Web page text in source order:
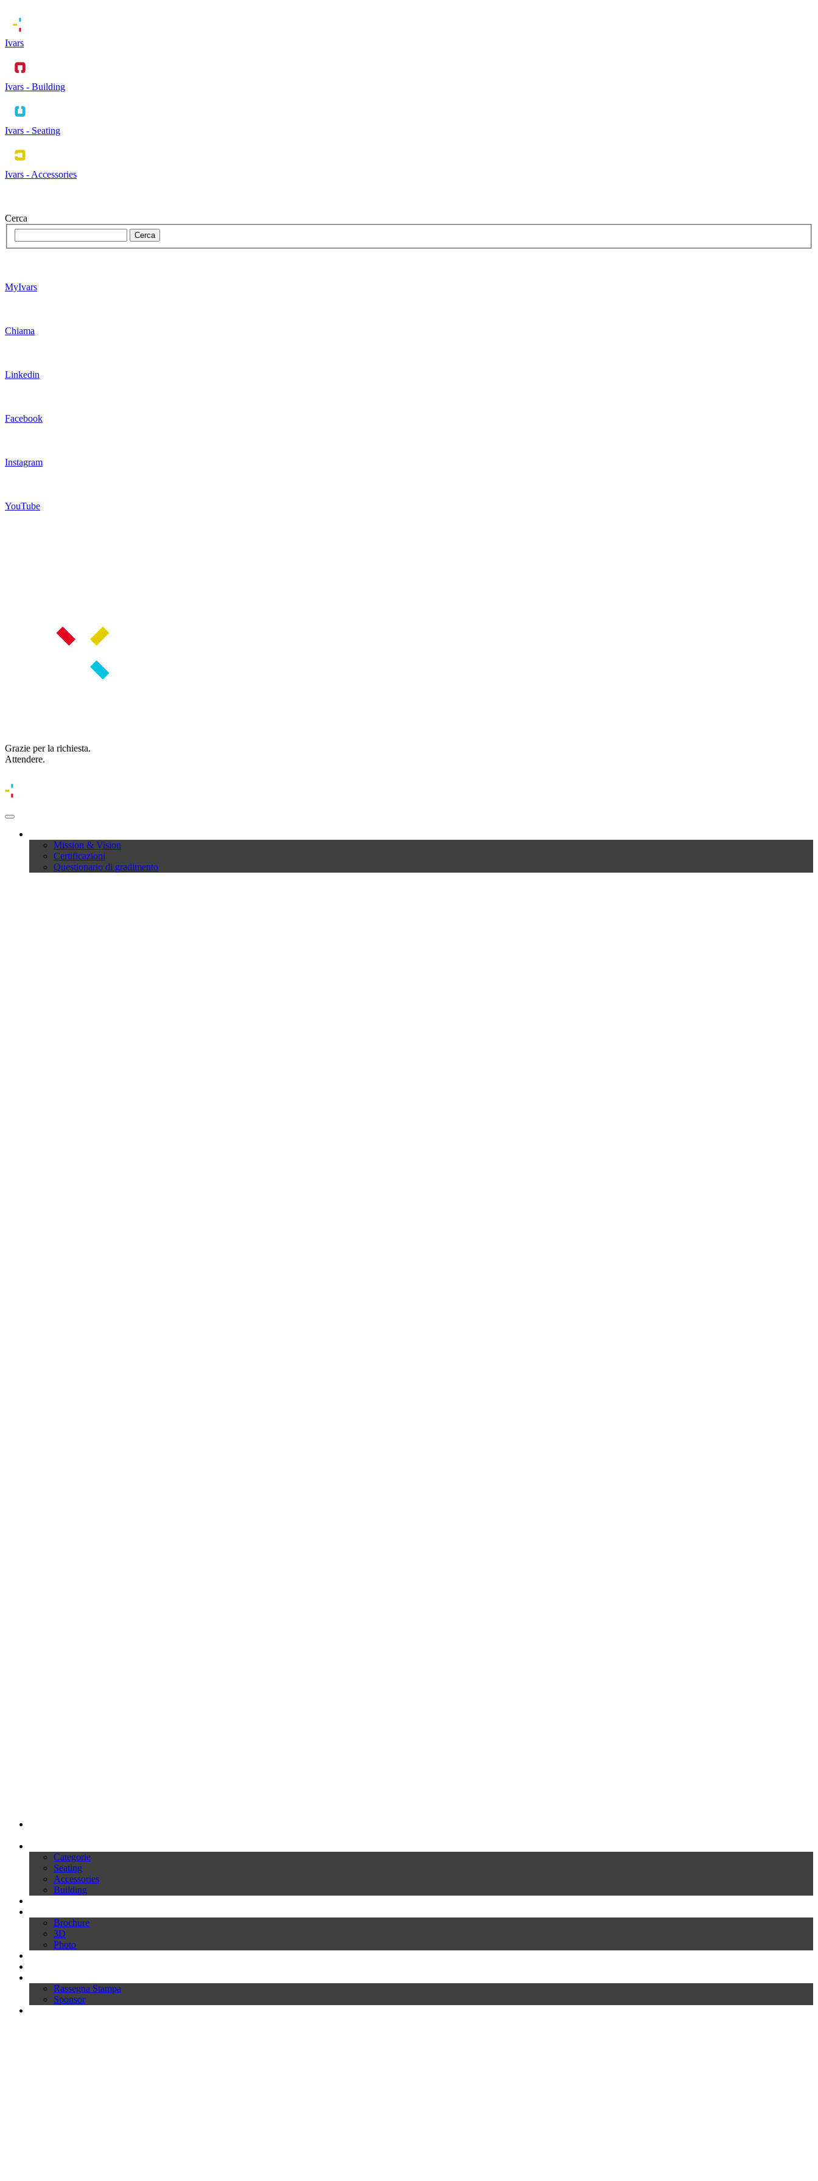
Ivars
Ivars - Building
Ivars - Seating
Ivars - Accessories
Cerca
MyIvars
Chiama
Linkedin
Facebook
Instagram
YouTube
Grazie per la richiesta.
Attendere.
Mission & Vision
Certificazioni
Questionario di gradimento
Categorie
Seating
Accessories
Building
Brochure
3D
Photo
Rassegna Stampa
Sponsor